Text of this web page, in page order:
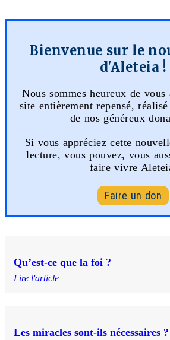
Bienvenue sur le
d'Aleteia !
Nous sommes heureux de
site entièrement repensé,
de nos généreux
Si vous appréciez cette
lecture, vous pouvez, vous
faire vivre
Faire un don
Qu’est-ce que la foi ?
Lire l'article
Les miracles sont-ils nécessaires ?